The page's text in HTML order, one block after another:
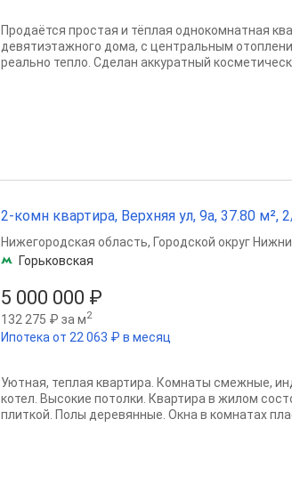
Продаётся простая и тёплая однокомнатная
девятиэтажного дома, с центральным
реально тепло. Сделан аккуратный
2-комн квартира, Верхняя ул, 9а, 37.80 м²,
5 000 000 ₽
132 275 ₽ за м2
Ипотека от 22 063 ₽ в месяц
Нижегородская область, Городской округ
Горьковская
Уютная, теплая квартира. Комнаты смежные,
котел. Высокие потолки. Квартира в жилом
плиткой. Полы деревянные. Окна в комнатах